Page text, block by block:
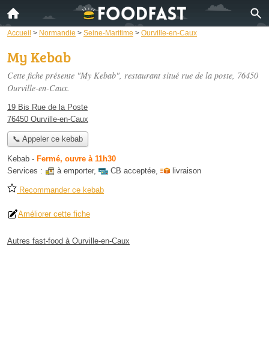
Accueil > Normandie > Seine-Maritime > Ourville-en-Caux
My Kebab
Cette fiche présente "My Kebab", restaurant situé rue de la poste, 76450
Ourville-en-Caux.
19 Bis Rue de la Poste
76450 Ourville-en-Caux
📞 Appeler ce kebab
Kebab - Fermé, ouvre à 11h30
Services :
à emporter, CB acceptée, livraison
Recommander ce kebab
Améliorer cette fiche
Autres fast-food à Ourville-en-Caux